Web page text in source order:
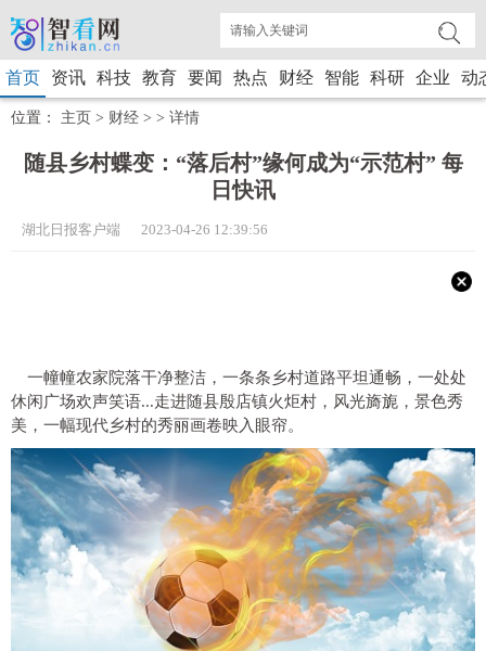
首页 资讯 科技 教育 要闻 热点 财经 智能 科研 企业 动
位置： 主页 > 财经 > > 详情
随县乡村蝶变：“落后村”缘何成为“示范村” 每
日快讯
湖北日报客户端 2023-04-26 12:39:56
一幢幢农家院落干净整洁，一条条乡村道路平坦通畅，一处处
休闲广场欢声笑语...走进随县殷店镇火炬村，风光旖旎，景色秀
美，一幅现代乡村的秀丽画卷映入眼帘。